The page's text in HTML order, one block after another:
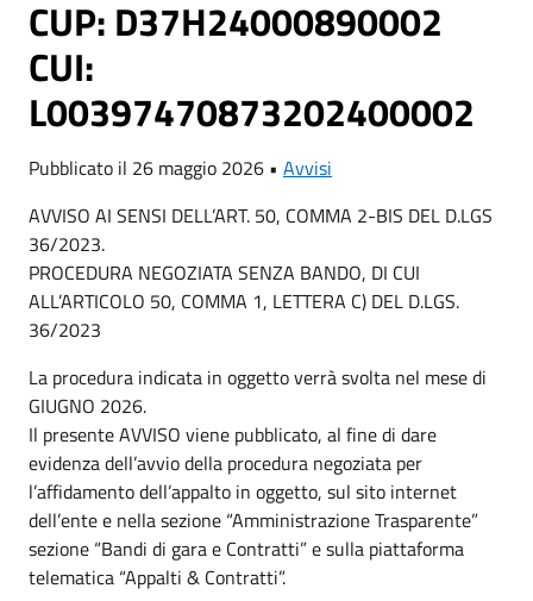
CUP: D37H24000890002
CUI:
L00397470873202400002
Pubblicato il 26 maggio 2026 • Avvisi
AVVISO AI SENSI DELL’ART. 50, COMMA 2-BIS DEL D.LGS
36/2023.
PROCEDURA NEGOZIATA SENZA BANDO, DI CUI
ALL’ARTICOLO 50, COMMA 1, LETTERA C) DEL D.LGS.
36/2023
La procedura indicata in oggetto verrà svolta nel mese di
GIUGNO 2026.
Il presente AVVISO viene pubblicato, al fine di dare
evidenza dell’avvio della procedura negoziata per
l’affidamento dell’appalto in oggetto, sul sito internet
dell’ente e nella sezione “Amministrazione Trasparente”
sezione “Bandi di gara e Contratti” e sulla piattaforma
telematica “Appalti & Contratti”.